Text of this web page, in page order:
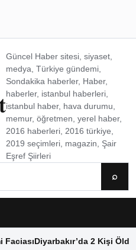
Güncel Haber sitesi, siyaset,
medya, Türkiye gündemi,
Sondakika haberler, Haber,
haberler, istanbul haberleri,
istanbul haber, hava durumu,
memur, öğretmen, yerel haber,
2016 haberleri, 2016 türkiye,
2019 seçimleri, magazin, Şair
Eşref Şiirleri
⌕
FaciasıDiyarbakır’da 2 Kişi Öldü